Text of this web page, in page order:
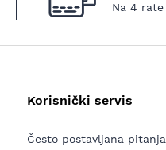
Na 4
Korisnički servis
Često postavljana pitanja